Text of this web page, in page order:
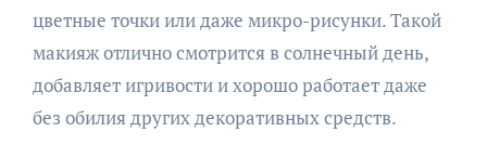
цветные точки или даже микро-рисунки. Такой
макияж отлично смотрится в солнечный день,
добавляет игривости и хорошо работает даже
без обилия других декоративных средств.